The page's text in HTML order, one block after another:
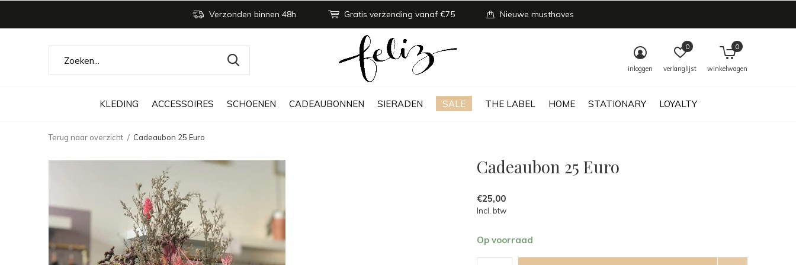
KLEDING ACCESSOIRES SCHOENEN CADEAUBONNEN SIERADEN SALE THE LABEL HOME STATIONARY LOYALTY
inloggen verlanglijst
0
winkelwagen
0
Verzonden binnen 48h Gratis verzending vanaf €75 Nieuwe musthaves
Terug naar overzicht Cadeaubon 25 Euro
Cadeaubon 25 Euro
€25,00
Incl. btw
Op voorraad